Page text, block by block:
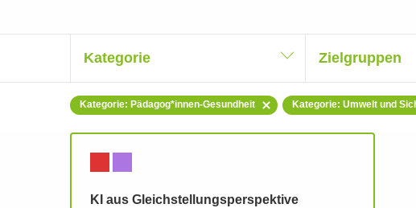
Kategorie Zielgruppen
Kategorie: Pädagog*innen-Gesundheit Kategorie: Umwelt und
KI aus Gleichstellungsperspektive